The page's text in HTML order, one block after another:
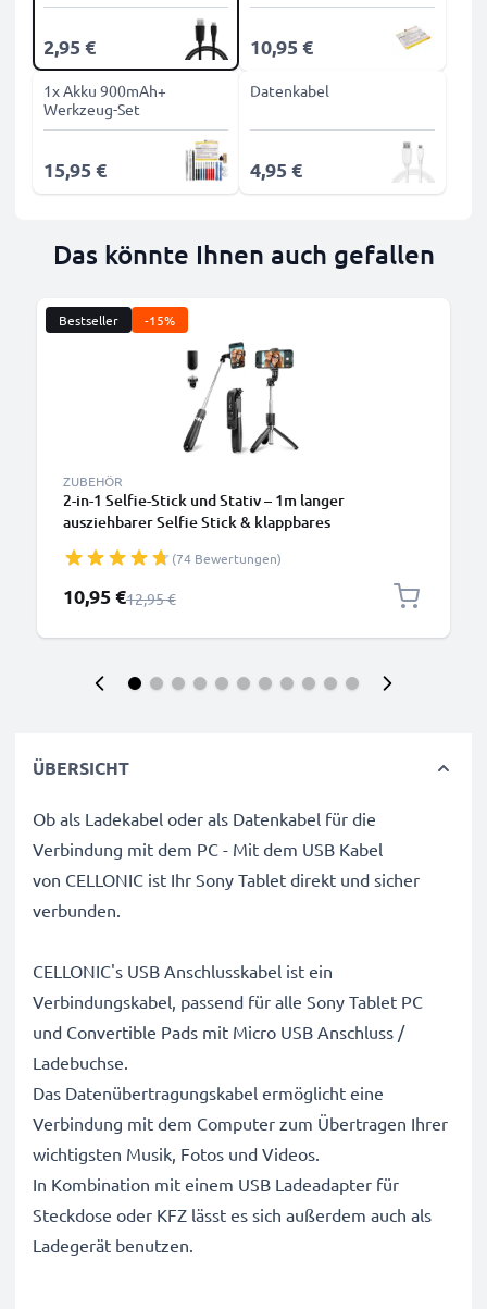
2,95 € 10,95 €
1x Akku 900mAh+
Werkzeug-Set
15,95 €
Datenkabel
4,95 €
Das könnte Ihnen auch gefallen
Bestseller -15%
ZUBEHÖR
2-in-1 Selfie-Stick und Stativ – 1m langer
ausziehbarer Selfie Stick & klappbares
Handy und Kamera – kompatibel mit iPhone, GoPro,
Android & weiteren – Schwarz
(74 Bewertungen)
Sonderpreis
10,95 €Regulärer Preis
12,95 €
ÜBERSICHT
Ob als Ladekabel oder als Datenkabel für die
Verbindung mit dem PC - Mit dem USB Kabel
von CELLONIC ist Ihr Sony Tablet direkt und sicher
verbunden.
CELLONIC's USB Anschlusskabel ist ein
Verbindungskabel, passend für alle Sony Tablet PC
und Convertible Pads mit Micro USB Anschluss /
Ladebuchse.
Das Datenübertragungskabel ermöglicht eine
Verbindung mit dem Computer zum Übertragen Ihrer
wichtigsten Musik, Fotos und Videos.
In Kombination mit einem USB Ladeadapter für
Steckdose oder KFZ lässt es sich außerdem auch als
Ladegerät benutzen.